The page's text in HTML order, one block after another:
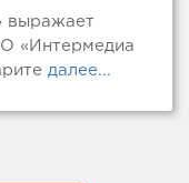
выражает
«Интермедиа
далее...